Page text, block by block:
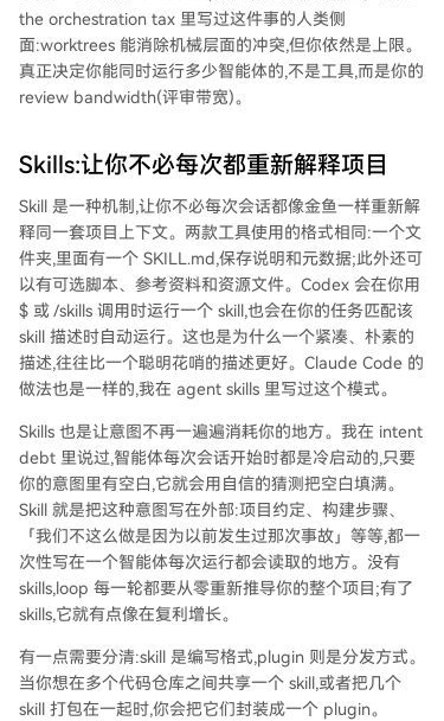
the orchestration tax 里写过这件事的人类侧
面:worktrees 能消除机械层面的冲突,但你依然是上限。
真正决定你能同时运行多少智能体的,不是工具,而是你的
review bandwidth(评审带宽)。
Skills:让你不必每次都重新解释项目
Skill 是一种机制,让你不必每次会话都像金鱼一样重新解
释同一套项目上下文。两款工具使用的格式相同:一个文
件夹,里面有一个 SKILL.md,保存说明和元数据;此外还可
以有可选脚本、参考资料和资源文件。Codex 会在你用
$ 或 /skills 调用时运行一个 skill,也会在你的任务匹配该
skill 描述时自动运行。这也是为什么一个紧凑、朴素的
描述,往往比一个聪明花哨的描述更好。Claude Code 的
做法也是一样的,我在 agent skills 里写过这个模式。
Skills 也是让意图不再一遍遍消耗你的地方。我在 intent
debt 里说过,智能体每次会话开始时都是冷启动的,只要
你的意图里有空白,它就会用自信的猜测把空白填满。
Skill 就是把这种意图写在外部:项目约定、构建步骤、
「我们不这么做是因为以前发生过那次事故」等等,都一
次性写在一个智能体每次运行都会读取的地方。没有
skills,loop 每一轮都要从零重新推导你的整个项目;有了
skills,它就有点像在复利增长。
有一点需要分清:skill 是编写格式,plugin 则是分发方式。
当你想在多个代码仓库之间共享一个 skill,或者把几个
skill 打包在一起时,你会把它们封装成一个 plugin。